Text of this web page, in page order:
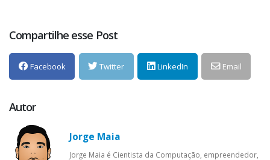
Compartilhe esse Post
Facebook Twitter LinkedIn Email
Autor
Jorge Maia
Jorge Maia é Cientista da Computação, empreendedor,